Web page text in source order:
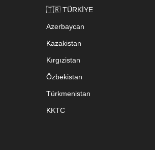
🇹🇷 TÜRKİYE
Azerbaycan
Kazakistan
Kırgızistan
Özbekistan
Türkmenistan
KKTC